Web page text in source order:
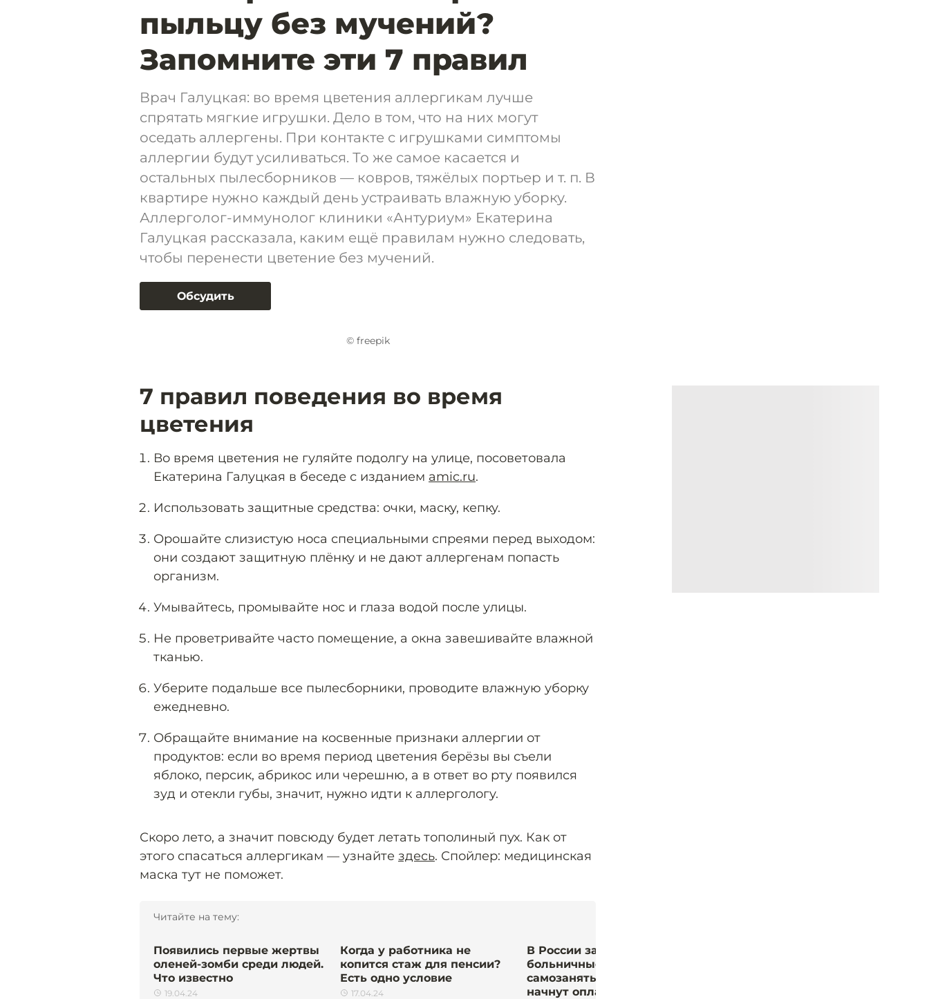
пыльцу без мучений?
Запомните эти 7 правил
Врач Галуцкая: во время цветения аллергикам лучше
спрятать мягкие игрушки. Дело в том, что на них могут
оседать аллергены. При контакте с игрушками симптомы
аллергии будут усиливаться. То же самое касается и
остальных пылесборников — ковров, тяжёлых портьер и т. п. В
квартире нужно каждый день устраивать влажную уборку.
Аллерголог-иммунолог клиники «Антуриум» Екатерина
Галуцкая рассказала, каким ещё правилам нужно следовать,
чтобы перенести цветение без мучений.
Обсудить
© freepik
7 правил поведения во время
цветения
Во время цветения не гуляйте подолгу на улице, посоветовала
Екатерина Галуцкая в беседе с изданием amic.ru.
Использовать защитные средства: очки, маску, кепку.
Орошайте слизистую носа специальными спреями перед выходом:
они создают защитную плёнку и не дают аллергенам попасть
организм.
Умывайтесь, промывайте нос и глаза водой после улицы.
Не проветривайте часто помещение, а окна завешивайте влажной
тканью.
Уберите подальше все пылесборники, проводите влажную уборку
ежедневно.
Обращайте внимание на косвенные признаки аллергии от
продуктов: если во время период цветения берёзы вы съели
яблоко, персик, абрикос или черешню, а в ответ во рту появился
зуд и отекли губы, значит, нужно идти к аллергологу.
Скоро лето, а значит повсюду будет летать тополиный пух. Как от
этого спасаться аллергикам — узнайте здесь. Спойлер: медицинская
маска тут не поможет.
Читайте на тему:
Появились первые жертвы
оленей-зомби среди людей.
Что известно
19.04.24
Когда у работника не
копится стаж для пенсии?
Есть одно условие
17.04.24
В России захотели ввести
больничные для
самозанятых. Как и когда их
начнут оплачивать